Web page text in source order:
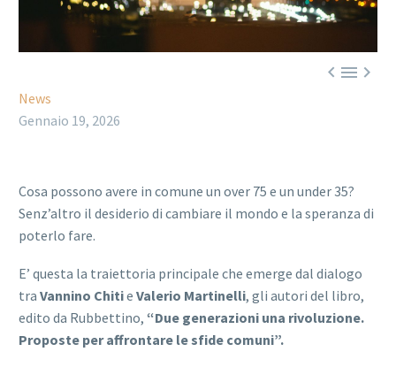

News
Gennaio 19, 2026
Cosa possono avere in comune un over 75 e un under 35?
Senz’altro il desiderio di cambiare il mondo e la speranza di
poterlo fare.
E’ questa la traiettoria principale che emerge dal dialogo
tra Vannino Chitie Valerio Martinelli, gli autori del libro,
edito da Rubbettino, “Due generazioni una rivoluzione.
Proposte per affrontare le sfide comuni”.